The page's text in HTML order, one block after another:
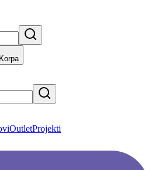
Korpa
OutletProjekti